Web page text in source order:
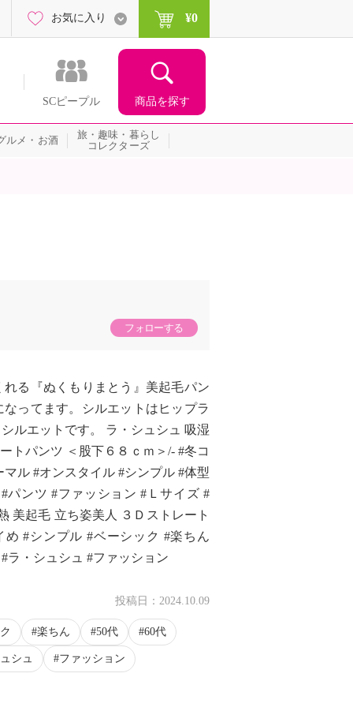
SCピープル 商品を探す
お気に入り ¥0
ルメ・お酒
旅・趣味・暮らし
コレクターズ
フォローする
る『ぬくもりまとう』美起毛パン
ってます。シルエットはヒップラ
ルエットです。 ラ・シュシュ 吸湿
トパンツ ＜股下６８ｃｍ＞/- #冬コ
ル #オンスタイル #シンプル #体型
パンツ #ファッション #Ｌサイズ #
美起毛 立ち姿美人 ３Ｄストレート
#シンプル #ベーシック #楽ちん
ラ・シュシュ #ファッション
投稿日： 2024.10.09
楽ちん 50代 60代
シュ ファッション